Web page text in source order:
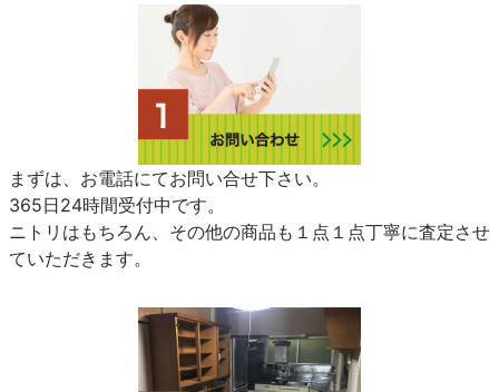
まずは、お電話にてお問い合せ下さい。
365日24時間受付中です。
ニトリはもちろん、その他の商品も１点１点丁寧に査定させ
ていただきます。